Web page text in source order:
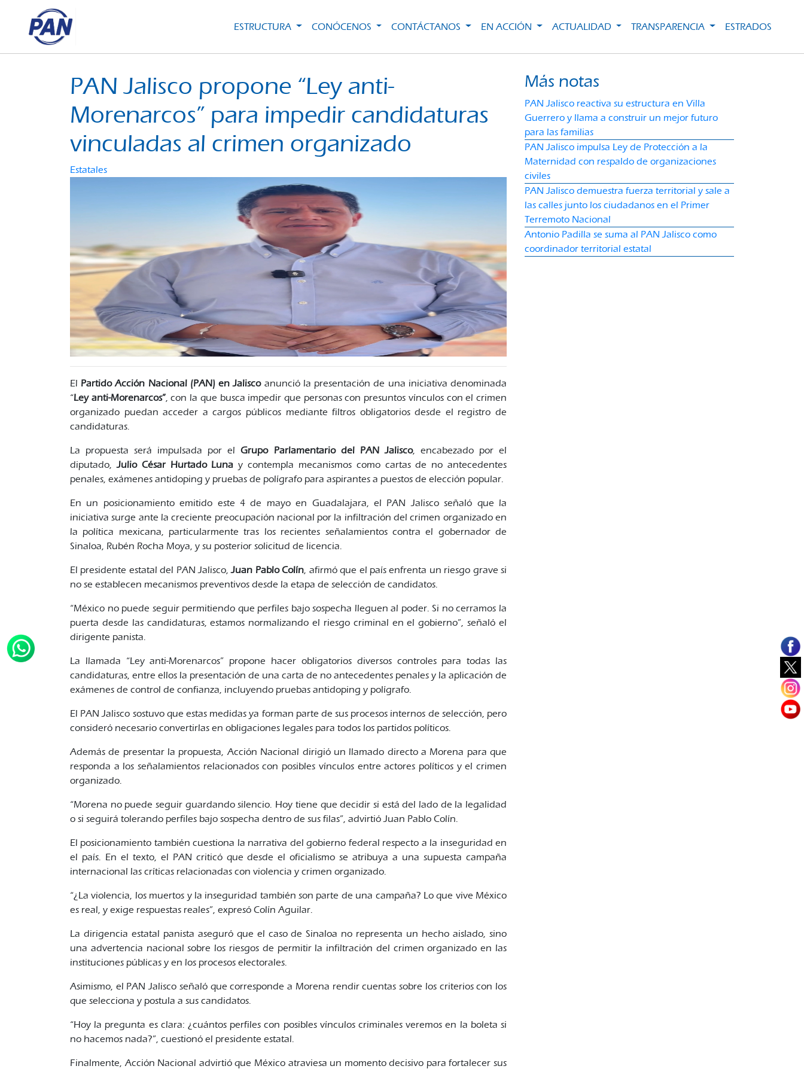
ESTRUCTURA CONÓCENOS CONTÁCTANOS EN ACCIÓN ACTUALIDAD TRANSPARENCIA ESTRADOS
PAN Jalisco propone “Ley anti-
Morenarcos” para impedir candidaturas
vinculadas al crimen organizado
Estatales
El Partido Acción Nacional (PAN) en Jaliscoanunció la presentación de una iniciativa denominada
“Ley anti-Morenarcos”, con la que busca impedir que personas con presuntos vínculos con el crimen
organizado puedan acceder a cargos públicos mediante filtros obligatorios desde el registro de
candidaturas.
La propuesta será impulsada por elGrupo Parlamentario del PAN Jalisco, encabezado por el
diputado,Julio César Hurtado Lunay contempla mecanismos como cartas de no antecedentes
penales, exámenes antidoping y pruebas de polígrafo para aspirantes a puestos de elección popular.
En un posicionamiento emitido este 4 de mayo en Guadalajara, el PAN Jalisco señaló que la
iniciativa surge ante la creciente preocupación nacional por la infiltración del crimen organizado en
la política mexicana, particularmente tras los recientes señalamientos contra el gobernador de
Sinaloa, Rubén Rocha Moya, y su posterior solicitud de licencia.
El presidente estatal del PAN Jalisco,Juan Pablo Colín, afirmó que el país enfrenta un riesgo grave si
no se establecen mecanismos preventivos desde la etapa de selección de candidatos.
“México no puede seguir permitiendo que perfiles bajo sospecha lleguen al poder. Si no cerramos la
puerta desde las candidaturas, estamos normalizando el riesgo criminal en el gobierno”, señaló el
dirigente panista.
La llamada “Ley anti-Morenarcos” propone hacer obligatorios diversos controles para todas las
candidaturas, entre ellos la presentación de una carta de no antecedentes penales y la aplicación de
exámenes de control de confianza, incluyendo pruebas antidoping y polígrafo.
El PAN Jalisco sostuvo que estas medidas ya forman parte de sus procesos internos de selección, pero
consideró necesario convertirlas en obligaciones legales para todos los partidos políticos.
Además de presentar la propuesta, Acción Nacional dirigió un llamado directo a Morena para que
responda a los señalamientos relacionados con posibles vínculos entre actores políticos y el crimen
organizado.
“Morena no puede seguir guardando silencio. Hoy tiene que decidir si está del lado de la legalidad
o si seguirá tolerando perfiles bajo sospecha dentro de sus filas”, advirtió Juan Pablo Colín.
El posicionamiento también cuestiona la narrativa del gobierno federal respecto a la inseguridad en
el país. En el texto, el PAN criticó que desde el oficialismo se atribuya a una supuesta campaña
internacional las críticas relacionadas con violencia y crimen organizado.
“¿La violencia, los muertos y la inseguridad también son parte de una campaña? Lo que vive México
es real, y exige respuestas reales”, expresó Colín Aguilar.
La dirigencia estatal panista aseguró que el caso de Sinaloa no representa un hecho aislado, sino
una advertencia nacional sobre los riesgos de permitir la infiltración del crimen organizado en las
instituciones públicas y en los procesos electorales.
Asimismo, el PAN Jalisco señaló que corresponde a Morena rendir cuentas sobre los criterios con los
que selecciona y postula a sus candidatos.
“Hoy la pregunta es clara: ¿cuántos perfiles con posibles vínculos criminales veremos en la boleta si
no hacemos nada?”, cuestionó el presidente estatal.
Finalmente, Acción Nacional advirtió que México atraviesa un momento decisivo para fortalecer sus
Más notas
PAN Jalisco reactiva su estructura en Villa
Guerrero y llama a construir un mejor futuro
para las familias
PAN Jalisco impulsa Ley de Protección a la
Maternidad con respaldo de organizaciones
civiles
PAN Jalisco demuestra fuerza territorial y sale a
las calles junto los ciudadanos en el Primer
Terremoto Nacional
Antonio Padilla se suma al PAN Jalisco como
coordinador territorial estatal